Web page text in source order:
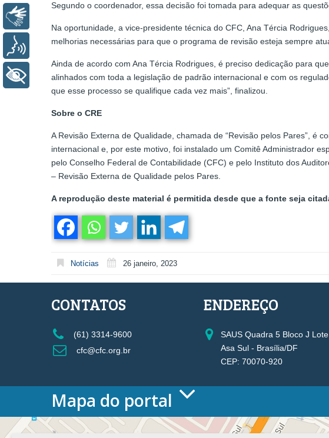
Segundo o coordenador, essa decisão foi tomada para adequar as
Na oportunidade, a vice-presidente técnica do CFC, Ana Tércia
melhorias necessárias para que o programa de revisão esteja sempre
Ainda de acordo com Ana Tércia Rodrigues, é preciso dedicação para
alinhados com toda a legislação de padrão internacional e com os
que esse processo se qualifique cada vez mais”, finalizou.
Sobre o CRE
A Revisão Externa de Qualidade, chamada de “Revisão pelos Pares”, é
internacional e, por este motivo, foi instalado um Comitê Administrador
pelo Conselho Federal de Contabilidade (CFC) e pelo Instituto dos
– Revisão Externa de Qualidade pelos Pares.
A reprodução deste material é permitida desde que a fonte seja
Notícias 26 janeiro, 2023
CONTATOS
(61) 3314-9600
cfc@cfc.org.br
ENDEREÇO
SAUS Quadra 5 Bloco J
Asa Sul - Brasília/DF
CEP: 70070-920
Mapa do portal
HOME
VICE-
Voz
+ Acessibilidade